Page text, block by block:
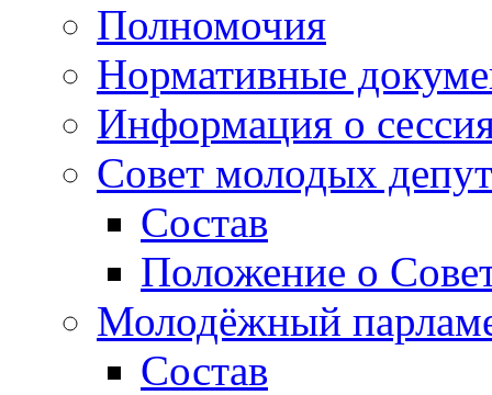
Полномочия
Нормативные
Информация о
Совет молодых
Состав
Положение о
Молодёжный
Состав